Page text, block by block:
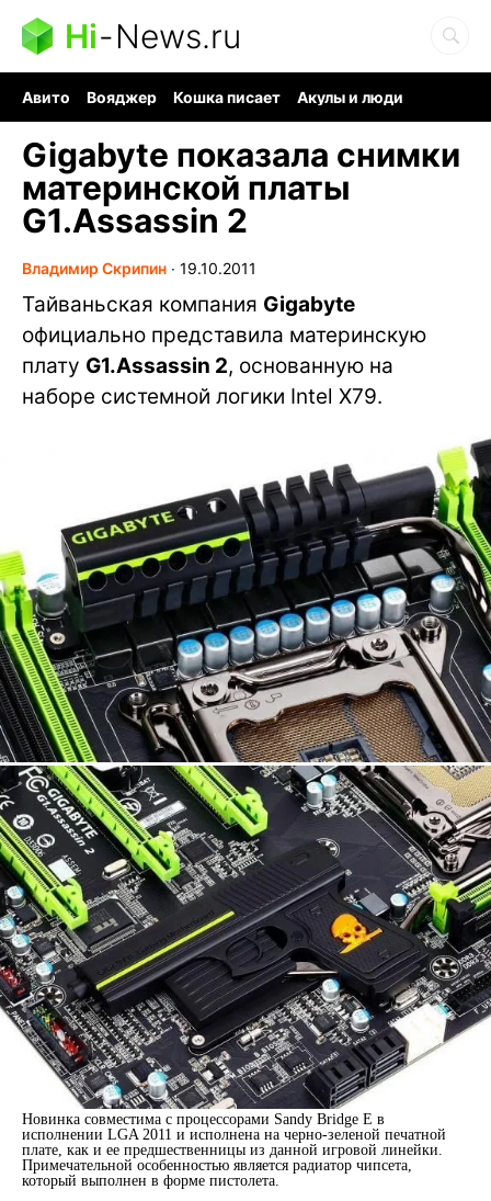
Hi-News.ru
Авито Вояджер Кошка писает
Акулы и люди
Gigabyte показала снимки
материнской платы
G1.Assassin 2
Владимир Скрипин ∙ 19.10.2011
Тайваньская компания Gigabyte
официально представила материнскую
плату G1.Assassin 2, основанную на
наборе системной логики Intel X79.
Новинка совместима с процессорами Sandy Bridge E в
исполнении LGA 2011 и исполнена на черно-зеленой печатной
плате, как и ее предшественницы из данной игровой линейки.
Примечательной особенностью является радиатор чипсета,
который выполнен в форме пистолета.